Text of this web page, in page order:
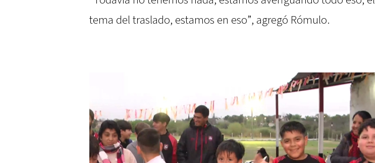
tema del traslado, estamos en eso”, agregó Rómulo.